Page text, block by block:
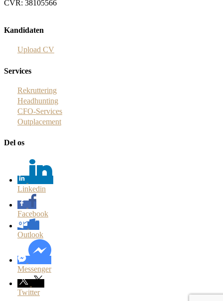
CVR: 38105566
Kandidaten
Upload CV
Services
Rekruttering
Headhunting
CFO-Services
Outplacement
Del os
Linkedin
Facebook
Outlook
Messenger
Twitter